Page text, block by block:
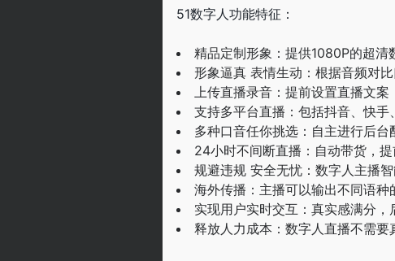
51数字人功能特征：
精品定制形象：提供1080P的超清
形象逼真 表情生动：根据音频对
上传直播录音：提前设置直播文案
支持多平台直播：包括抖音、快手
多种口音任你挑选：自主进行后台
24小时不间断直播：自动带货，
规避违规 安全无忧：数字人主播
海外传播：主播可以输出不同语种
实现用户实时交互：真实感满分，
释放人力成本：数字人直播不需要